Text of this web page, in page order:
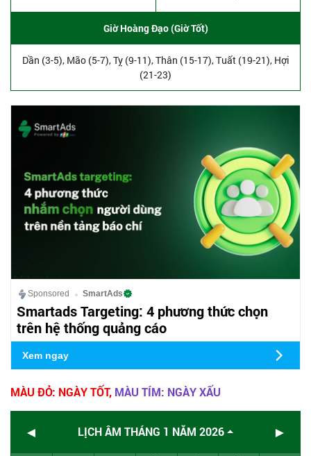
Giờ Hoàng Đạo (Giờ Tốt)
Dần (3-5), Mão (5-7), Tỵ (9-11), Thân (15-17), Tuất (19-21), Hợi
(21-23)
Sponsored SmartAds
Smartads Targeting: 4 phương thức chọn
trên hệ thống quảng cáo
Xem ngay
MÀU ĐỎ: NGÀY TỐT, MÀU TÍM: NGÀY XẤU
◄ LỊCH ÂM THÁNG 1 NĂM 2026 ►